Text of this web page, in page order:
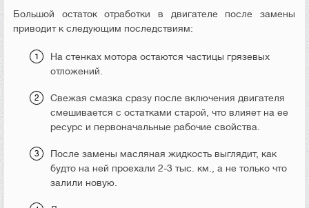
Большой остаток отработки в двигателе после замены
приводит к следующим последствиям:
На стенках мотора остаются частицы грязевых
отложений.
Свежая смазка сразу после включения двигателя
смешивается с остатками старой, что влияет на ее
ресурс и первоначальные рабочие свойства.
После замены масляная жидкость выглядит, как
будто на ней проехали 2-3 тыс. км., а не только что
залили новую.